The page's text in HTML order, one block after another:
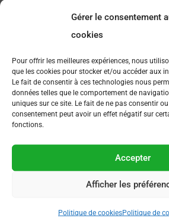
Gérer le consentement
cookies
Pour offrir les meilleures expériences, nous
que les cookies pour stocker et/ou accéder aux
Le fait de consentir à ces technologies nous
données telles que le comportement de
uniques sur ce site. Le fait de ne pas consentir
consentement peut avoir un effet négatif sur
fonctions.
Accepter
Afficher les
Politique de cookiesPolitique de
organique d’échantillons
de leurs analogues terrestres
système solaire.
L’ approche proposée est
(HRMS, SFE, GC-MS/MS,
muti-laboratoires (15 labos
candidat(e) devra être mobile
national et sera en étroite